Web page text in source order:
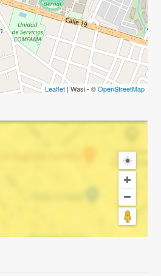
Leaflet | Wasi - ©OpenStreetMap